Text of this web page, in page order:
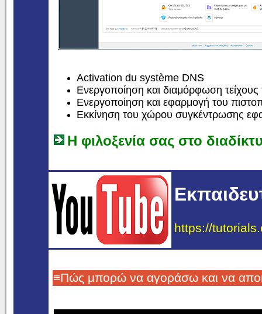
Activation du système DNS
Ενεργοποίηση και διαμόρφωση
Ενεργοποίηση και εφαρμογή του
Εκκίνηση του χώρου συγκέντρωσης
Η φιλοξενία σας στο
https://
≡Πώς μπορώ να αγοράσω και να